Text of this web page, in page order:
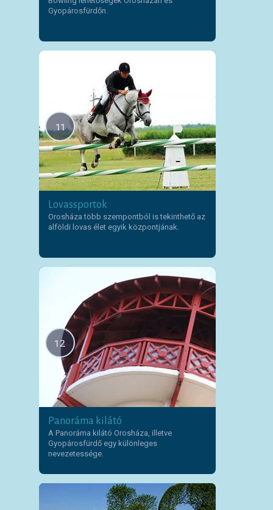
Gyopárosfürdőn.
11
Lovassportok
Orosháza több szempontból is tekinthető az
alföldi lovas élet egyik központjának.
12
Panoráma kilátó
A Panoráma kilátó Orosháza, illetve
Gyopárosfürdő egy különleges
nevezetessége.